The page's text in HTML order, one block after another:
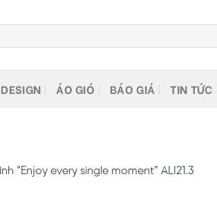
ÁO GIÓ BÁO GIÁ TIN TỨC
“Enjoy every single moment” ALI21.3